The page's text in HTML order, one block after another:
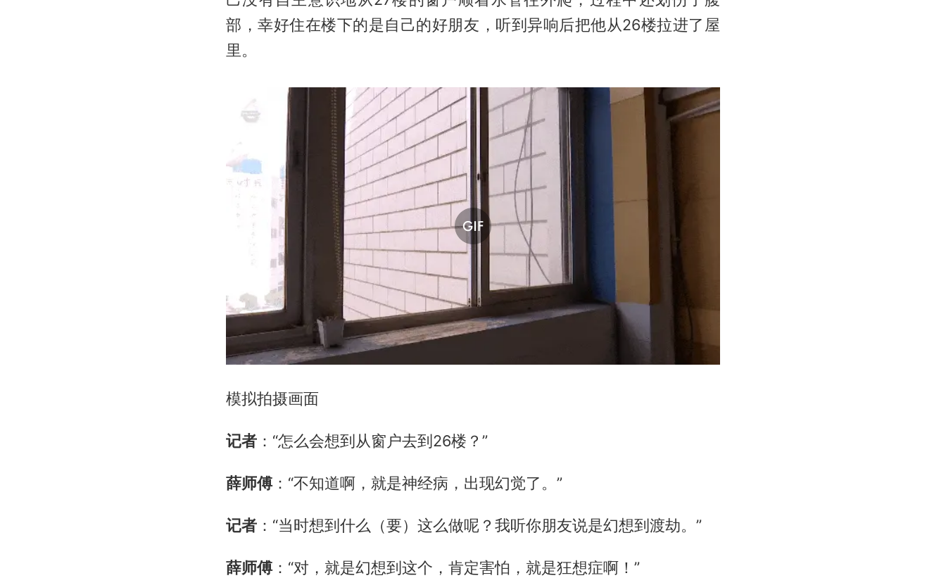
部，幸好住在楼下的是自己的好朋友，听到异响后把他从26楼拉进了屋
里。
模拟拍摄画面
记者 ：“怎么会想到从窗户去到26楼？”
薛师傅：“不知道啊，就是神经病，出现幻觉了。”
记者 ：“当时想到什么（要）这么做呢？我听你朋友说是幻想到渡劫。”
薛师傅：“对，就是幻想到这个，肯定害怕，就是狂想症啊！”